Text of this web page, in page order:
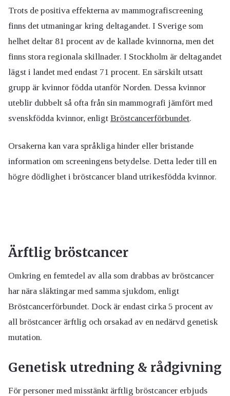
Trots de positiva effekterna av mammografiscreening
finns det utmaningar kring deltagandet. I Sverige som
helhet deltar 81 procent av de kallade kvinnorna, men det
finns stora regionala skillnader. I Stockholm är deltagandet
lägst i landet med endast 71 procent. En särskilt utsatt
grupp är kvinnor födda utanför Norden. Dessa kvinnor
uteblir dubbelt så ofta från sin mammografi jämfört med
svenskfödda kvinnor, enligt Bröstcancerförbundet.
Orsakerna kan vara språkliga hinder eller bristande
information om screeningens betydelse. Detta leder till en
högre dödlighet i bröstcancer bland utrikesfödda kvinnor.
Ärftlig bröstcancer
Omkring en femtedel av alla som drabbas av bröstcancer
har nära släktingar med samma sjukdom, enligt
Bröstcancerförbundet. Dock är endast cirka 5 procent av
all bröstcancer ärftlig och orsakad av en nedärvd genetisk
mutation.
Genetisk utredning & rådgivning
För personer med misstänkt ärftlig bröstcancer erbjuds